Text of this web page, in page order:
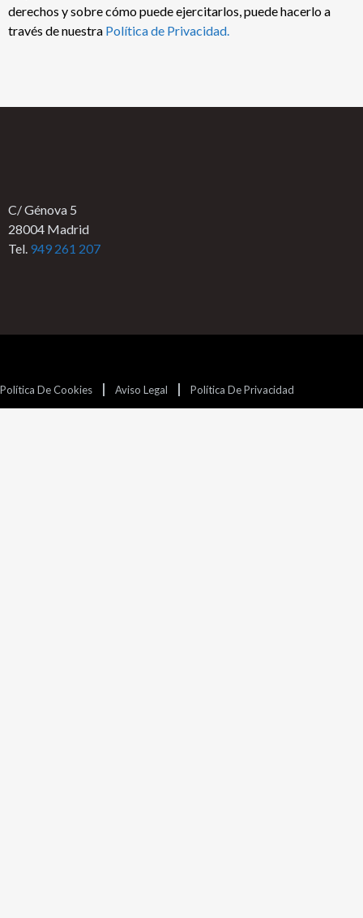
derechos y sobre cómo puede ejercitarlos, puede hacerlo a
través de nuestra Política de Privacidad.
C/ Génova 5
28004 Madrid
Tel. 949 261 207
Política De Cookies Aviso Legal Política De Privacidad